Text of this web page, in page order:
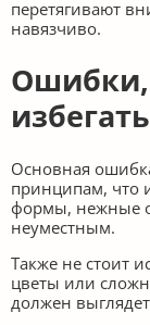
перетягивают
навязчиво.
Ошибки,
избегать
Основная
принципам,
формы, нежные
неуместным.
Также не стоит
цветы или
должен